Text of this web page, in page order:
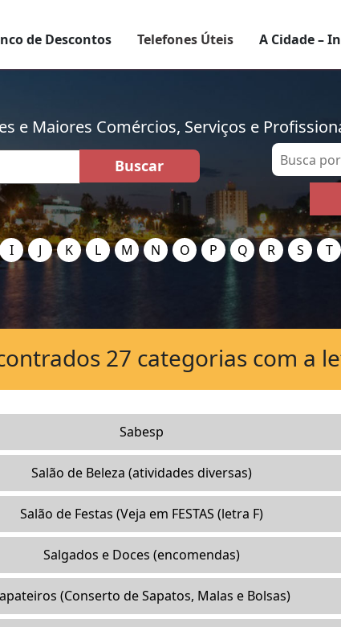
de Descontos Telefones Úteis A Cidade –
e Maiores Comércios, Serviços e
I J K L M N O P Q R S T
Sabesp
Salão de Beleza (atividades diversas)
Salão de Festas (Veja em FESTAS (letra F)
Salgados e Doces (encomendas)
(Conserto de Sapatos, Malas e Bolsas)
27 categorias com a